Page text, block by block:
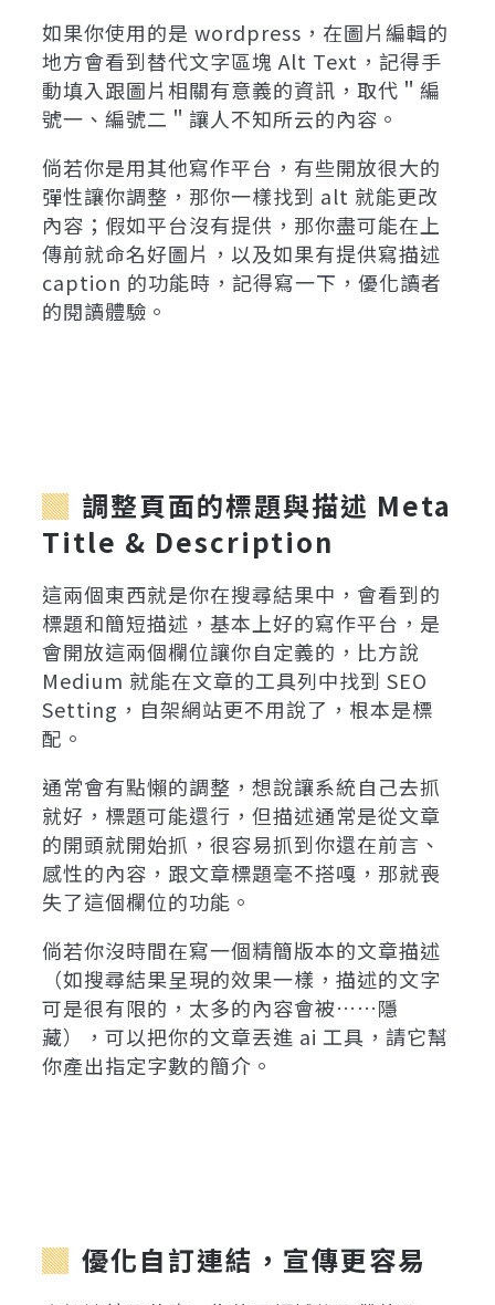
如果你使用的是 wordpress，在圖片編輯的
地方會看到替代文字區塊 Alt Text，記得手
動填入跟圖片相關有意義的資訊，取代＂編
號一、編號二＂讓人不知所云的內容。
倘若你是用其他寫作平台，有些開放很大的
彈性讓你調整，那你一樣找到 alt 就能更改
內容；假如平台沒有提供，那你盡可能在上
傳前就命名好圖片，以及如果有提供寫描述
caption 的功能時，記得寫一下，優化讀者
的閱讀體驗。
調整頁面的標題與描述 Meta
Title & Description
這兩個東西就是你在搜尋結果中，會看到的
標題和簡短描述，基本上好的寫作平台，是
會開放這兩個欄位讓你自定義的，比方說
Medium 就能在文章的工具列中找到 SEO
Setting，自架網站更不用說了，根本是標
配。
通常會有點懶的調整，想說讓系統自己去抓
就好，標題可能還行，但描述通常是從文章
的開頭就開始抓，很容易抓到你還在前言、
感性的內容，跟文章標題毫不搭嘎，那就喪
失了這個欄位的功能。
倘若你沒時間在寫一個精簡版本的文章描述
（如搜尋結果呈現的效果一樣，描述的文字
可是很有限的，太多的內容會被……隱
藏），可以把你的文章丟進 ai 工具，請它幫
你產出指定字數的簡介。
優化自訂連結，宣傳更容易